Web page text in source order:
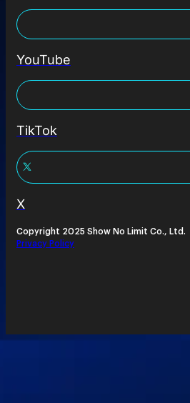
YouTube
TikTok
X
Copyright 2025 Show No Limit Co., Ltd.
Privacy Policy